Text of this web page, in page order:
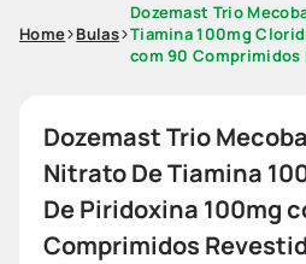
Home Bulas
Dozemast Trio
Tiamina 100mg
com 90
Dozemast Trio
Nitrato De Tiamina
De Piridoxina 100mg
Comprimidos